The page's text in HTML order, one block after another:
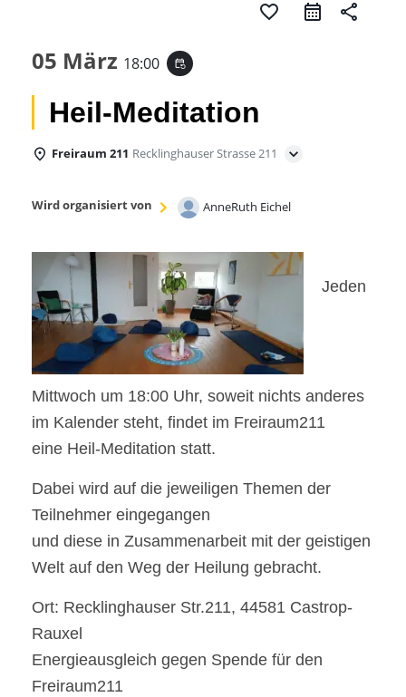
favorite_border share
05 März 18:00 event_repeat
Heil-Meditation
Freiraum 211 Recklinghauser Strasse 211
Wird organisiert von AnneRuth Eichel
Jeden
Mittwoch um 18:00 Uhr, soweit nichts anderes
im Kalender steht, findet im Freiraum211
eine Heil-Meditation statt.
Dabei wird auf die jeweiligen Themen der
Teilnehmer eingegangen
und diese in Zusammenarbeit mit der geistigen
Welt auf den Weg der Heilung gebracht.
Ort: Recklinghauser Str.211, 44581 Castrop-
Rauxel
Energieausgleich gegen Spende für den
Freiraum211